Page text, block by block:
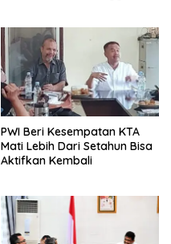
PWI Beri Kesempatan KTA
Mati Lebih Dari Setahun Bisa
Aktifkan Kembali